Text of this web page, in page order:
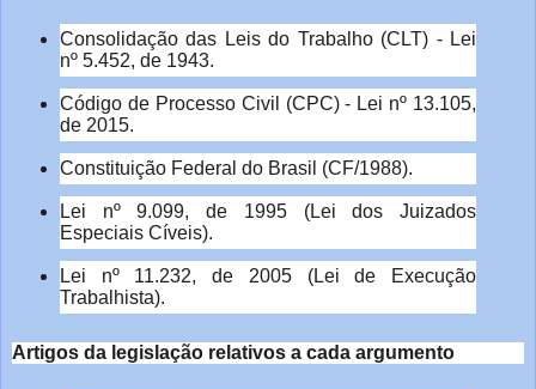
Consolidação das Leis do Trabalho (CLT) - Lei
nº 5.452, de 1943.
Código de Processo Civil (CPC) - Lei nº 13.105,
de 2015.
Constituição Federal do Brasil (CF/1988).
Lei nº 9.099, de 1995 (Lei dos Juizados
Especiais Cíveis).
Lei nº 11.232, de 2005 (Lei de Execução
Trabalhista).
Artigos da legislação relativos a cada argumento